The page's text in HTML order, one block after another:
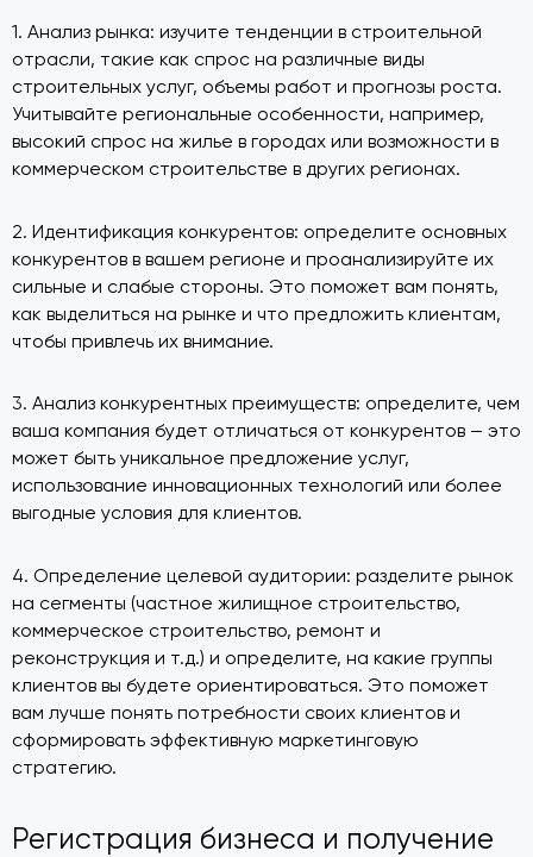
1. Анализ рынка: изучите тенденции в строительной
отрасли, такие как спрос на различные виды
строительных услуг, объемы работ и прогнозы роста.
Учитывайте региональные особенности, например,
высокий спрос на жилье в городах или возможности в
коммерческом строительстве в других регионах.
2. Идентификация конкурентов: определите основных
конкурентов в вашем регионе и проанализируйте их
сильные и слабые стороны. Это поможет вам понять,
как выделиться на рынке и что предложить клиентам,
чтобы привлечь их внимание.
3. Анализ конкурентных преимуществ: определите, чем
ваша компания будет отличаться от конкурентов — это
может быть уникальное предложение услуг,
использование инновационных технологий или более
выгодные условия для клиентов.
4. Определение целевой аудитории: разделите рынок
на сегменты (частное жилищное строительство,
коммерческое строительство, ремонт и
реконструкция и т.д.) и определите, на какие группы
клиентов вы будете ориентироваться. Это поможет
вам лучше понять потребности своих клиентов и
сформировать эффективную маркетинговую
стратегию.
Регистрация бизнеса и получение